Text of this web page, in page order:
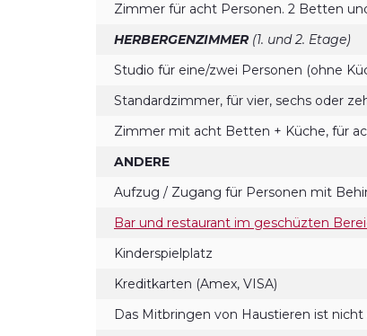
Zimmer für acht Personen. 2 Betten
HERBERGENZIMMER(1. und 2. Etage)
Studio für eine/zwei Personen (ohne
Standardzimmer, für vier, sechs oder
Zimmer mit acht Betten + Küche, für
ANDERE
Aufzug / Zugang für Personen mit
Bar und restaurant im geschüzten
Kinderspielplatz
Kreditkarten (Amex, VISA)
Das Mitbringen von Haustieren ist